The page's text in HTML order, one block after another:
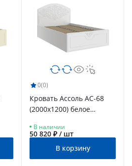
0(0)
Кровать Ассоль АС-68
(2000х1200) белое
В наличии
50 820 ₽ / шт
В корзину